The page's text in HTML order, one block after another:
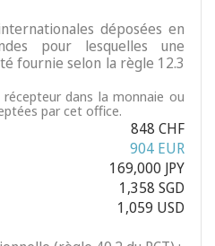
déposées en
pour lesquelles une
fournie selon la règle 12.3
dans la monnaie ou
par cet office.
848 CHF
904 EUR
169,000 JPY
1,358 SGD
1,059 USD